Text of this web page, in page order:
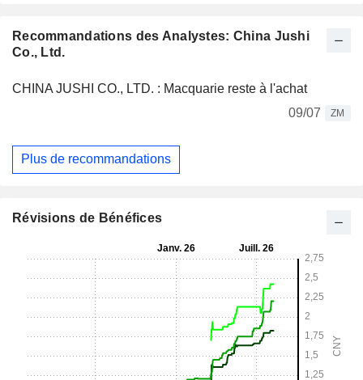
Recommandations des Analystes: China Jushi
Co., Ltd.
CHINA JUSHI CO., LTD. : Macquarie reste à l'achat
09/07
ZM
Plus de recommandations
Révisions de Bénéfices